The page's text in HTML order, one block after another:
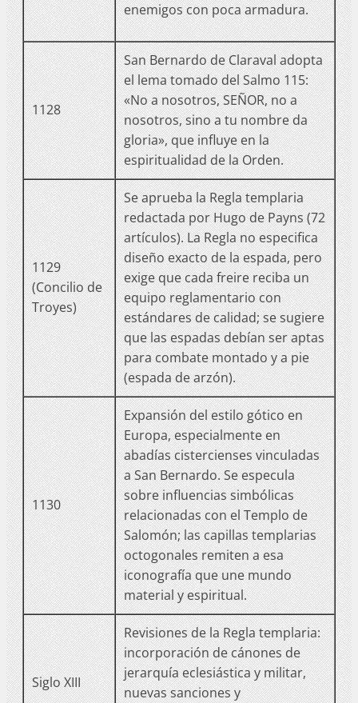
enemigos con poca armadura.
1128
San Bernardo de Claraval adopta
el lema tomado del Salmo 115:
«No a nosotros, SEÑOR, no a
nosotros, sino a tu nombre da
gloria», que influye en la
espiritualidad de la Orden.
1129
(Concilio de
Troyes)
Se aprueba la Regla templaria
redactada por Hugo de Payns (72
artículos). La Regla no especifica
diseño exacto de la espada, pero
exige que cada freire reciba un
equipo reglamentario con
estándares de calidad; se sugiere
que las espadas debían ser aptas
para combate montado y a pie
(espada de arzón).
1130
Expansión del estilo gótico en
Europa, especialmente en
abadías cistercienses vinculadas
a San Bernardo. Se especula
sobre influencias simbólicas
relacionadas con el Templo de
Salomón; las capillas templarias
octogonales remiten a esa
iconografía que une mundo
material y espiritual.
Siglo XIII
Revisiones de la Regla templaria:
incorporación de cánones de
jerarquía eclesiástica y militar,
nuevas sanciones y